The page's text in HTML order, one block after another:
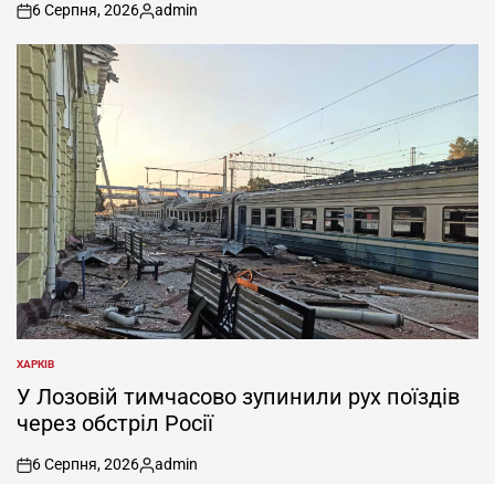
on
6 Серпня, 2026
Опубліковано
admin
ОПУБЛІКУВАТИ
У
ХАРКІВ
У Лозовій тимчасово зупинили рух поїздів
через обстріл Росії
on
6 Серпня, 2026
Опубліковано
admin